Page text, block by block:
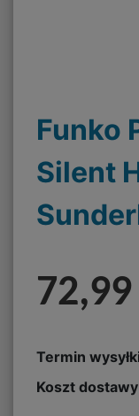
Funko
Silent
72,99
Termin
Koszt